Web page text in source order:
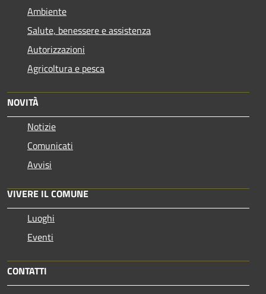
Ambiente
Salute, benessere e assistenza
Autorizzazioni
Agricoltura e pesca
NOVITÀ
Notizie
Comunicati
Avvisi
VIVERE IL COMUNE
Luoghi
Eventi
CONTATTI